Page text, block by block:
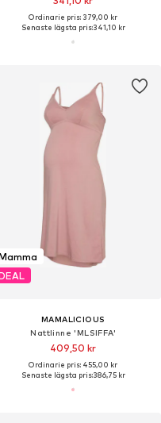
Ordinarie pris: 379,00 kr
Senaste lägsta pris:341,10 kr
MAMALICIOUS
Nattlinne 'MLSIFFA'
409,50 kr
Ordinarie pris: 455,00 kr
Senaste lägsta pris:386,75 kr